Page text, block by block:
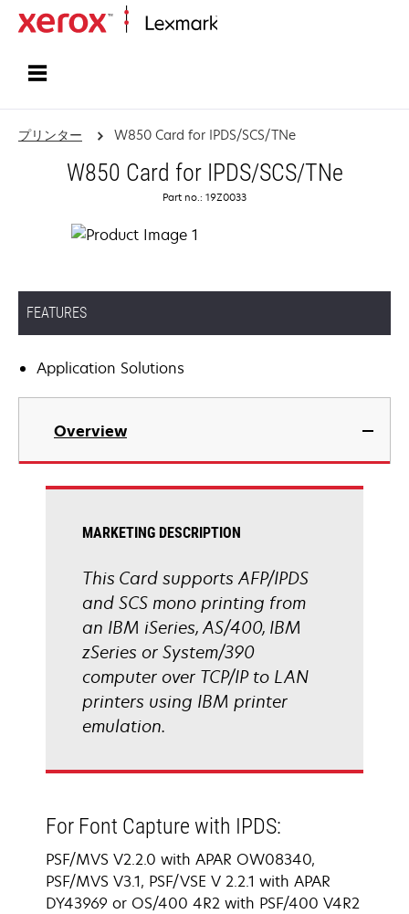
プリンター W850 Card for IPDS/SCS/TNe
W850 Card for IPDS/SCS/TNe
Part no.: 19Z0033
FEATURES
Application Solutions
Overview
MARKETING DESCRIPTION
This Card supports AFP/IPDS
and SCS mono printing from
an IBM iSeries, AS/400, IBM
zSeries or System/390
computer over TCP/IP to LAN
printers using IBM printer
emulation.
For Font Capture with IPDS:
PSF/MVS V2.2.0 with APAR OW08340,
PSF/MVS V3.1, PSF/VSE V 2.2.1 with APAR
DY43969 or OS/400 4R2 with PSF/400 V4R2